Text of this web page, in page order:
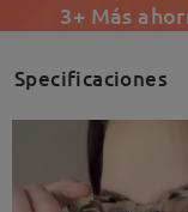
3+ Más
Specificaciones